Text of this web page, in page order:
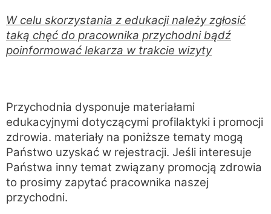
W celu skorzystania z edukacji należy zgłosić
taką chęć do pracownika przychodni bądź
poinformować lekarza w trakcie wizyty
Przychodnia dysponuje materiałami
edukacyjnymi dotyczącymi profilaktyki i promocji
zdrowia. materiały na poniższe tematy mogą
Państwo uzyskać w rejestracji. Jeśli interesuje
Państwa inny temat związany promocją zdrowia
to prosimy zapytać pracownika naszej
przychodni.